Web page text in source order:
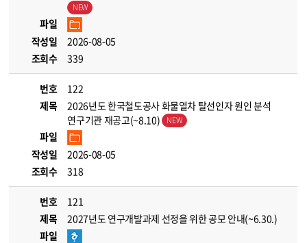
파일
작성일
2026-08-05
조회수
339
번호
122
제목
2026년도 한국철도공사 화물열차 탈선인자 원인 분석
연구기관 재공고(~8.10)
파일
작성일
2026-08-05
조회수
318
번호
121
제목
2027년도 연구개발과제 선정을 위한 공모 안내(~6.30.)
파일